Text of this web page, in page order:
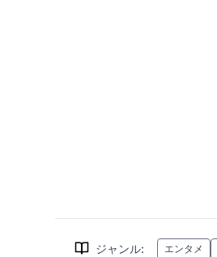
ジャンル: エンタメ